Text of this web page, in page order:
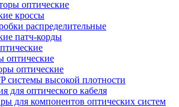
оптические
кроссы
распределительные
патч-корды
оптические
оптические
системы высокой плотности
для оптического кабеля
для компонентов оптических систем